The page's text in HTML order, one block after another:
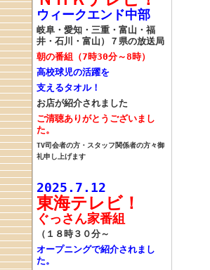
ウィークエンド中部
岐阜・愛知・三重・富山・福
井・石川・富山）７県の放送局
朝の番組（7時30分～8時）
高校球児の活躍を
支えるタオル！
お店が紹介されました
ご清聴ありがとうございまし
た。
TV司会者の方・スタッフ関係者の方々御
礼申し上げます
2025.7.12
東海テレビ！
ぐっさん家番組
（１８時３０分～
オープニングで紹介されまし
た。